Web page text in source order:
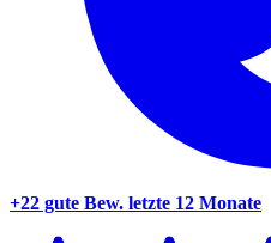
+22 gute Bew. letzte 12 Monate